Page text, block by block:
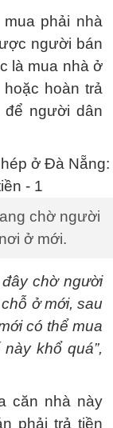
phải nhà
người bán
là mua nhà ở
hoàn trả
để người dân
chờ người
ở mới.
chờ người
ở mới, sau
có thể mua
khổ quá”,
căn nhà này
phải trả tiền